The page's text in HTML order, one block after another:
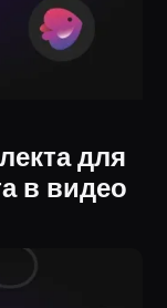
для
в видео